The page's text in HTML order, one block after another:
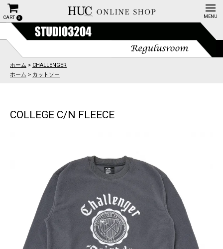
CART 0
ホーム > CHALLENGER
ホーム > カットソー
COLLEGE C/N FLEECE